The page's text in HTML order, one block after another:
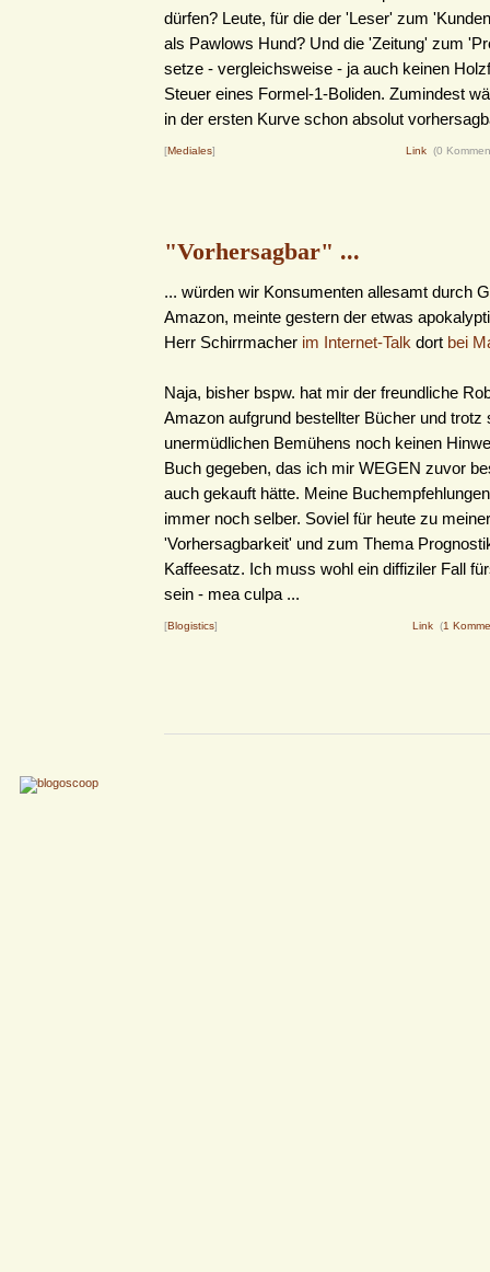
dürfen? Leute, für die der 'Leser' zum
als Pawlows Hund? Und die 'Zeitung' zum
setze - vergleichsweise - ja auch keinen
Steuer eines Formel-1-Boliden. Zumindest
in der ersten Kurve schon absolut
[Mediales] Link (0
"Vorhersagbar" ...
... würden wir Konsumenten allesamt durch
Amazon, meinte gestern der etwas
Herr Schirrmacher im Internet-Talk dort bei
Naja, bisher bspw. hat mir der freundliche
Amazon aufgrund bestellter Bücher und trotz
unermüdlichen Bemühens noch keinen
Buch gegeben, das ich mir WEGEN zuvor
auch gekauft hätte. Meine
immer noch selber. Soviel für heute zu meiner
'Vorhersagbarkeit' und zum Thema
Kaffeesatz. Ich muss wohl ein diffiziler Fall
sein - mea culpa ...
[Blogistics] Link (1